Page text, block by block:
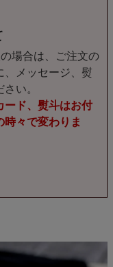
場合は、ご注文の
、メッセージ、熨
い。
ド、熨斗はお付
々で変わりま